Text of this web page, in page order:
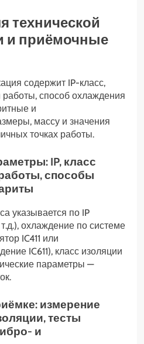
технической
и приёмочные
содержит IP-класс,
способ охлаждения
и
массу и значения
точках работы.
IP, класс
способы
указывается по IP
охлаждение по системе
IC411 или
IC611), класс изоляции
параметры —
измерение
тесты
и